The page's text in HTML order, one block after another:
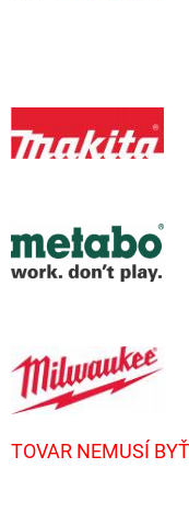
TOVAR NEMUSÍ